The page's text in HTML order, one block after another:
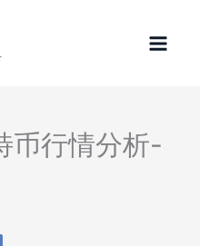
币行情分析-